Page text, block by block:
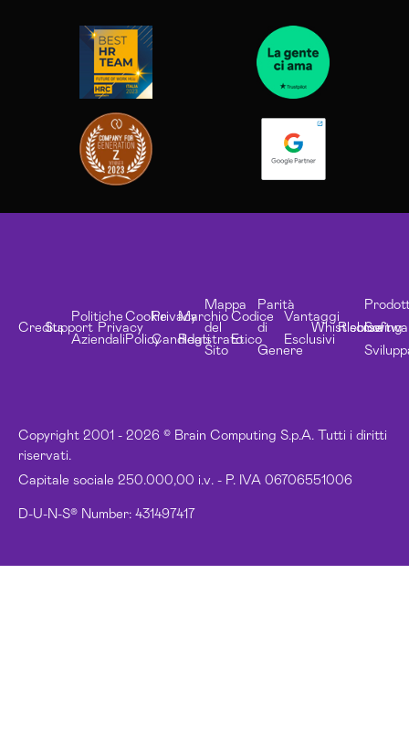
Copyright 2001 - 2026 © Brain Computing S.p.A. Tutti i diritti
riservati.
Capitale sociale 250.000,00 i.v. - P. IVA 06706551006
D-U-N-S® Number: 431497417
CreditsSupport
Politiche
Aziendali
Privacy
Cookie
Policy
Privacy
Candidati
Marchio
Registrato
Mappa
del
Sito
Codice
Etico
Parità
di
Genere
Vantaggi
Esclusivi
Whistleblowing
Risorse